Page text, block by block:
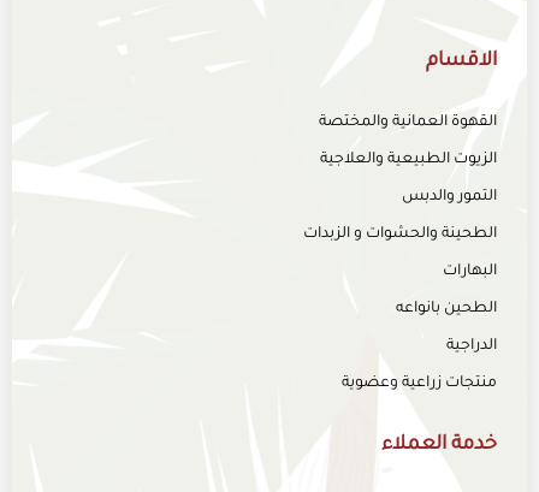
الاقسام
القهوة العمانية والمختصة
الزيوت الطبيعية والعلاجية
التمور والدبس
الطحينة والحشوات و الزبدات
البهارات
الطحين بانواعه
الدراجية
منتجات زراعية وعضوية
خدمة العملاء